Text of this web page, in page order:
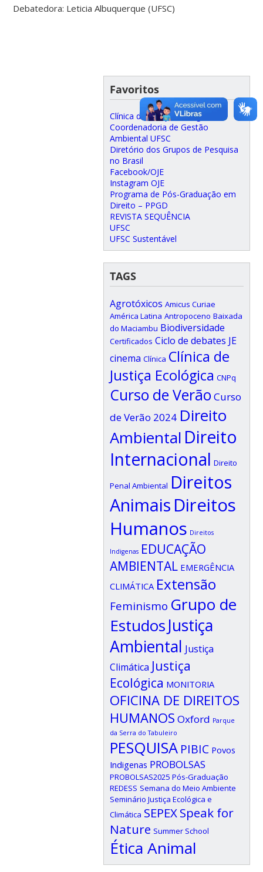
Debatedora: Leticia Albuquerque (UFSC)
Favoritos
Clínica de Justiça Ecológica
Coordenadoria de Gestão
Ambiental UFSC
Diretório dos Grupos de Pesquisa
no Brasil
Facebook/OJE
Instagram OJE
Programa de Pós-Graduação em
Direito – PPGD
REVISTA SEQUÊNCIA
UFSC
UFSC Sustentável
TAGS
Agrotóxicos Amicus Curiae
América Latina Antropoceno Baixada
do Maciambu Biodiversidade
Certificados Ciclo de debates JE
cinema Clínica Clínica de
Justiça Ecológica CNPq
Curso de Verão Curso
de Verão 2024 Direito
Ambiental Direito
Internacional Direito
Penal Ambiental Direitos
Animais Direitos
Humanos Direitos
Indigenas EDUCAÇÃO
AMBIENTAL EMERGÊNCIA
CLIMÁTICA Extensão
Feminismo Grupo de
EstudosJustiça
Ambiental Justiça
Climática Justiça
Ecológica MONITORIA
OFICINA DE DIREITOS
HUMANOS Oxford Parque
da Serra do Tabuleiro
PESQUISA PIBIC Povos
Indigenas PROBOLSAS
PROBOLSAS2025 Pós-Graduação
REDESS Semana do Meio Ambiente
Seminário Justiça Ecológica e
Climática SEPEXSpeak for
Nature Summer School
Ética Animal